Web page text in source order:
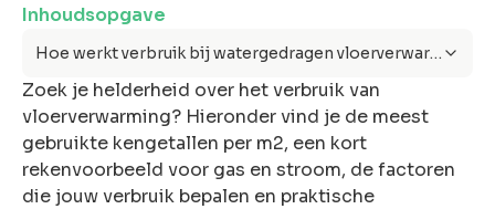
Snel &
2 uur
reactie
Inhoudsopgave
Hoe werkt verbruik bij watergedragen vloerverwarming?
Zoek je helderheid over het verbruik van
vloerverwarming? Hieronder vind je de meest
gebruikte kengetallen per m2, een kort
rekenvoorbeeld voor gas en stroom, de factoren
die jouw verbruik bepalen en praktische